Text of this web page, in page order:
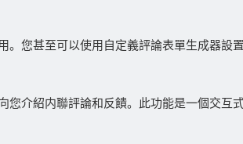
您甚至可以使用自定義評論表單生成器設
介紹内聯評論和反饋。此功能是一個交